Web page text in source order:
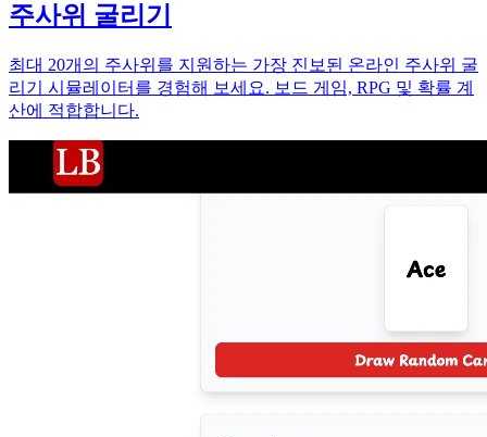
주사위 굴리기
최대 20개의 주사위를 지원하는 가장 진보된 온라인 주사위 굴
리기 시뮬레이터를 경험해 보세요. 보드 게임, RPG 및 확률 계
산에 적합합니다.